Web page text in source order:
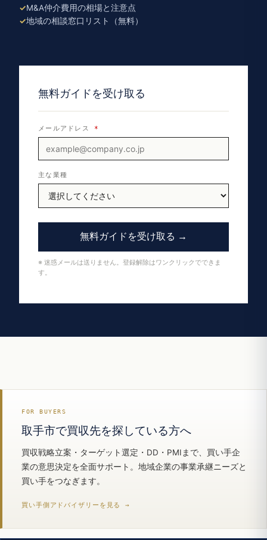
M&A仲介費用の相場と注意点
地域の相談窓口リスト（無料）
無料ガイドを受け取る
メールアドレス *
主な業種
無料ガイドを受け取る →
※ 迷惑メールは送りません。登録解除はワンクリックでできま
す。
FOR BUYERS
取手市で買収先を探している方へ
買収戦略立案・ターゲット選定・DD・PMIまで、買い手企
業の意思決定を全面サポート。地域企業の事業承継ニーズと
買い手をつなぎます。
買い手側アドバイザリーを見る →